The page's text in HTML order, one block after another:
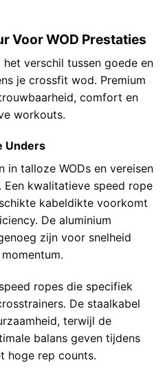
Voor WOD Prestaties
verschil tussen goede en
je crossfit wod. Premium
comfort en
workouts.
Unders
in talloze WODs en vereisen
kwalitatieve speed rope
kabeldikte voorkomt
De aluminium
zijn voor snelheid
speed ropes die specifiek
De staalkabel
terwijl de
balans geven tijdens
hoge rep counts.